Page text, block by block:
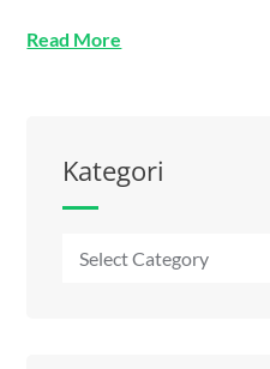
Read More
Kategori
Kategori